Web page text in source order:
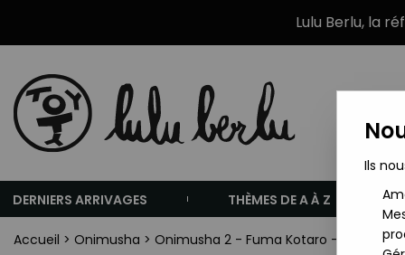
Lulu Berlu, la
DERNIERS ARRIVAGES THÈMES DE A À Z
Accueil > Onimusha > Onimusha 2 - Fuma Kotaro -
Ils